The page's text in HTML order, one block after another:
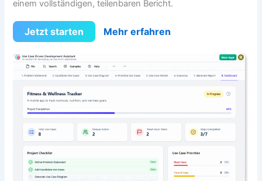
einem vollständigen, teilenbaren Bericht.
Jetzt starten Mehr erfahren